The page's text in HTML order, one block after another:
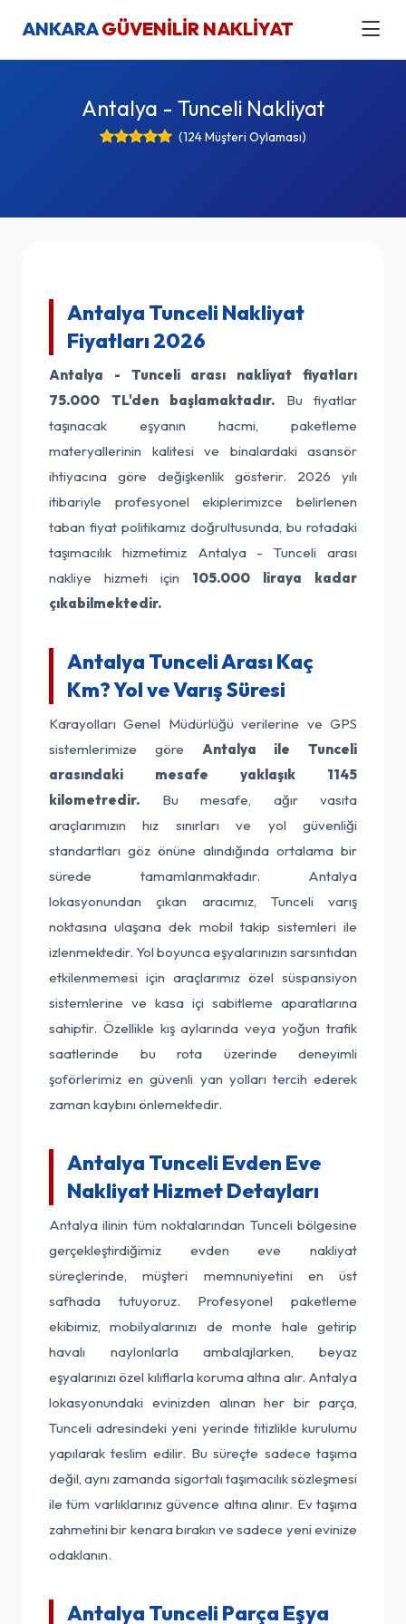
ANKARAGÜVENİLİR NAKLİYAT
Antalya - Tunceli Nakliyat
(124 Müşteri Oylaması)
Antalya Tunceli Nakliyat
Fiyatları 2026
Antalya - Tunceli arası nakliyat fiyatları
75.000 TL'den başlamaktadır. Bu fiyatlar
taşınacak eşyanın hacmi, paketleme
materyallerinin kalitesi ve binalardaki asansör
ihtiyacına göre değişkenlik gösterir. 2026 yılı
itibariyle profesyonel ekiplerimizce belirlenen
taban fiyat politikamız doğrultusunda, bu rotadaki
taşımacılık hizmetimiz Antalya - Tunceli arası
nakliye hizmeti için 105.000 liraya kadar
çıkabilmektedir.
Antalya Tunceli Arası Kaç
Km? Yol ve Varış Süresi
Karayolları Genel Müdürlüğü verilerine ve GPS
sistemlerimize göre Antalya ile Tunceli
arasındaki mesafe yaklaşık 1145
kilometredir. Bu mesafe, ağır vasıta
araçlarımızın hız sınırları ve yol güvenliği
standartları göz önüne alındığında ortalama bir
sürede tamamlanmaktadır. Antalya
lokasyonundan çıkan aracımız, Tunceli varış
noktasına ulaşana dek mobil takip sistemleri ile
izlenmektedir. Yol boyunca eşyalarınızın sarsıntıdan
etkilenmemesi için araçlarımız özel süspansiyon
sistemlerine ve kasa içi sabitleme aparatlarına
sahiptir. Özellikle kış aylarında veya yoğun trafik
saatlerinde bu rota üzerinde deneyimli
şoförlerimiz en güvenli yan yolları tercih ederek
zaman kaybını önlemektedir.
Antalya Tunceli Evden Eve
Nakliyat Hizmet Detayları
Antalya ilinin tüm noktalarından Tunceli bölgesine
gerçekleştirdiğimiz evden eve nakliyat
süreçlerinde, müşteri memnuniyetini en üst
safhada tutuyoruz. Profesyonel paketleme
ekibimiz, mobilyalarınızı de monte hale getirip
havalı naylonlarla ambalajlarken, beyaz
eşyalarınızı özel kılıflarla koruma altına alır. Antalya
lokasyonundaki evinizden alınan her bir parça,
Tunceli adresindeki yeni yerinde titizlikle kurulumu
yapılarak teslim edilir. Bu süreçte sadece taşıma
değil, aynı zamanda sigortalı taşımacılık sözleşmesi
ile tüm varlıklarınız güvence altına alınır. Ev taşıma
zahmetini bir kenara bırakın ve sadece yeni evinize
odaklanın.
Antalya Tunceli Parça Eşya